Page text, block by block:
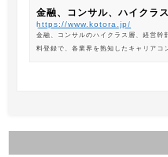
金融、コンサル、ハイクラ
https://www.kotora.jp/
金融、コンサルのハイクラス層、経営幹
料登録で、各業界を熟知したキャリアコ